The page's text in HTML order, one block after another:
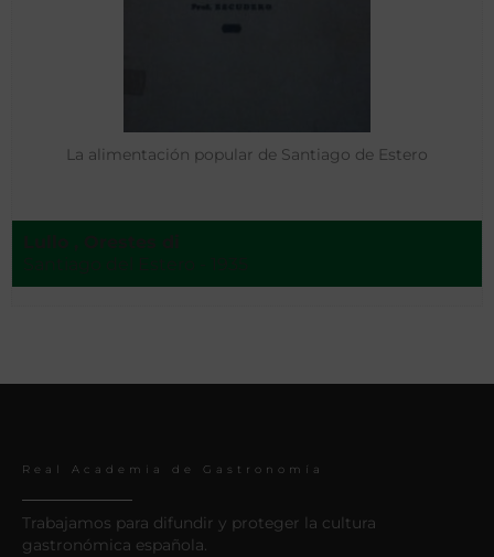
La alimentación popular de Santiago de Estero
Real Academia de Gastronomía
Trabajamos para difundir y proteger la cultura
gastronómica española.